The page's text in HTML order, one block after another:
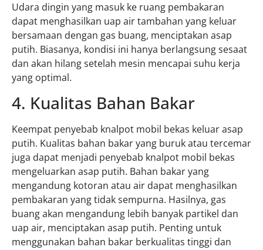
Udara dingin yang masuk ke ruang pembakaran
dapat menghasilkan uap air tambahan yang keluar
bersamaan dengan gas buang, menciptakan asap
putih. Biasanya, kondisi ini hanya berlangsung sesaat
dan akan hilang setelah mesin mencapai suhu kerja
yang optimal.
4. Kualitas Bahan Bakar
Keempat penyebab knalpot mobil bekas keluar asap
putih. Kualitas bahan bakar yang buruk atau tercemar
juga dapat menjadi penyebab knalpot mobil bekas
mengeluarkan asap putih. Bahan bakar yang
mengandung kotoran atau air dapat menghasilkan
pembakaran yang tidak sempurna. Hasilnya, gas
buang akan mengandung lebih banyak partikel dan
uap air, menciptakan asap putih. Penting untuk
menggunakan bahan bakar berkualitas tinggi dan